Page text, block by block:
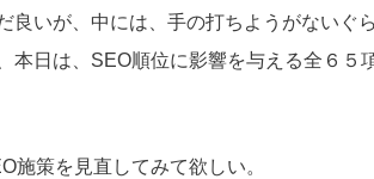
良いが、中には、手の打ちようがないぐ
本日は、SEO順位に影響を与える全６５
施策を見直してみて欲しい。